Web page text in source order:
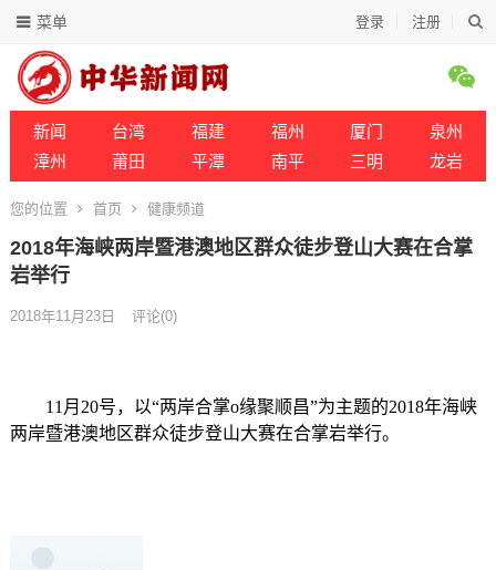
登录 注册
菜单
新闻 台湾 福建 福州 厦门
泉州
漳州
莆田 平潭 南平 三明 龙岩
您的位置 首页 健康频道
2018年海峡两岸暨港澳地区群众徒步登山大赛在合掌
岩举行
2018年11月23日 评论(0)
11月20号，以“两岸合掌o缘聚顺昌”为主题的2018年海峡
两岸暨港澳地区群众徒步登山大赛在合掌岩举行。